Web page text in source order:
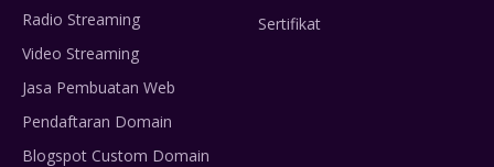
Radio Streaming
Video Streaming
Jasa Pembuatan Web
Pendaftaran Domain
Blogspot Custom Domain
Sertifikat